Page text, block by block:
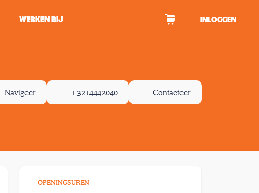
WERKEN BIJ INLOGGEN
Navigeer +3214442040 Contacteer
OPENINGSUREN